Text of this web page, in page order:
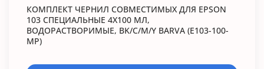
КОМПЛЕКТ ЧЕРНИЛ СОВМЕСТИМЫХ ДЛЯ EPSON
103 СПЕЦИАЛЬНЫЕ 4Х100 МЛ,
ВОДОРАСТВОРИМЫЕ, BK/C/M/Y BARVA (E103-100-
MP)